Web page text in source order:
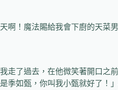
天啊！魔法賜給我會下廚的天菜
我走了過去，在他微笑著開口之
是季如甄，你叫我小甄就好了！